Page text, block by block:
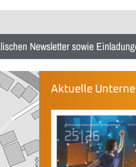
Newsletter sowie
Aktuelle